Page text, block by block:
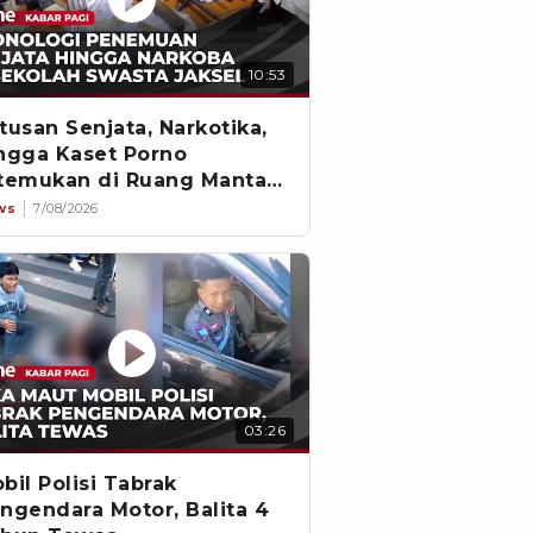
10:53
Senjata, Narkotika,
Kaset Porno
di Ruang Mantan
Yayasan
7/08/2026
03:26
Polisi Tabrak
Motor, Balita 4